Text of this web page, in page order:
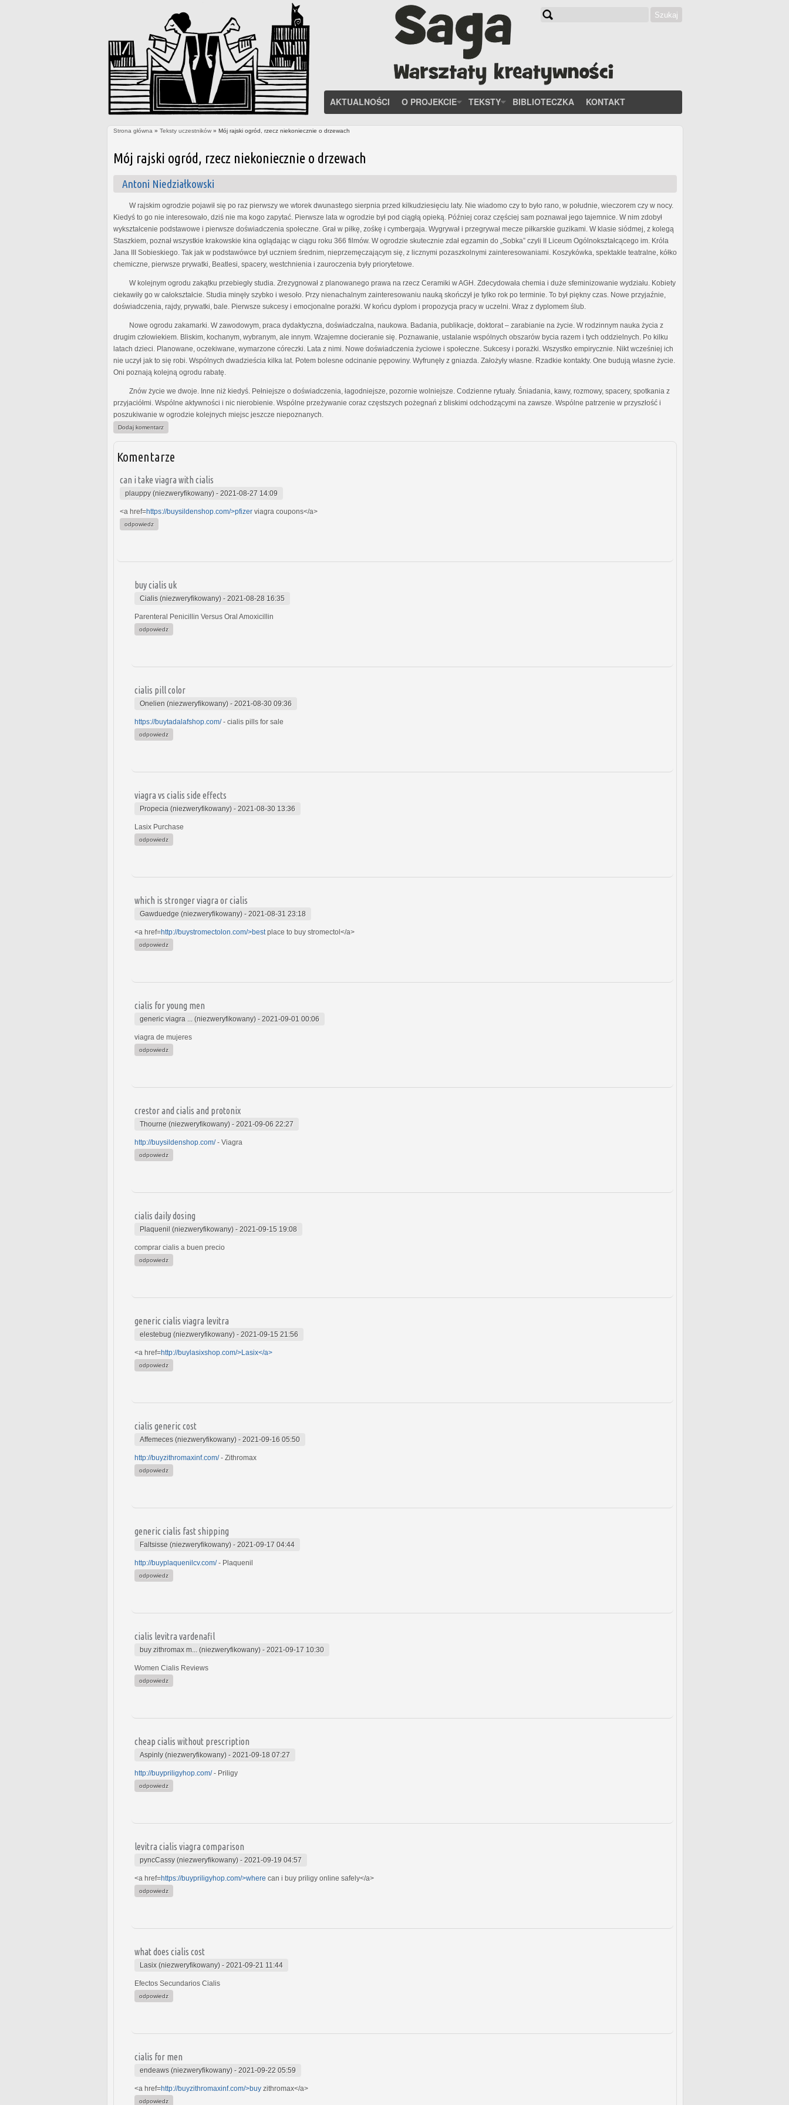
Szukaj
AKTUALNOŚCI O PROJEKCIE TEKSTY BIBLIOTECZKA KONTAKT
Strona główna » Teksty uczestników » Mój rajski ogród, rzecz niekoniecznie o drzewach
Mój rajski ogród, rzecz niekoniecznie o drzewach
Antoni Niedziałkowski
W rajskim ogrodzie pojawił się po raz pierwszy we wtorek dwunastego sierpnia przed kilkudziesięciu laty. Nie wiadomo czy to było rano, w południe, wieczorem czy w nocy.
Kiedyś to go nie interesowało, dziś nie ma kogo zapytać. Pierwsze lata w ogrodzie był pod ciągłą opieką. Później coraz częściej sam poznawał jego tajemnice. W nim zdobył
wykształcenie podstawowe i pierwsze doświadczenia społeczne. Grał w piłkę, zośkę i cymbergaja. Wygrywał i przegrywał mecze piłkarskie guzikami. W klasie siódmej, z kolegą
Staszkiem, poznał wszystkie krakowskie kina oglądając w ciągu roku 366 filmów. W ogrodzie skutecznie zdał egzamin do „Sobka” czyli II Liceum Ogólnokształcącego im. Króla
Jana III Sobieskiego. Tak jak w podstawówce był uczniem średnim, nieprzemęczającym się, z licznymi pozaszkolnymi zainteresowaniami. Koszykówka, spektakle teatralne, kółko
chemiczne, pierwsze prywatki, Beatlesi, spacery, westchnienia i zauroczenia były priorytetowe.
W kolejnym ogrodu zakątku przebiegły studia. Zrezygnował z planowanego prawa na rzecz Ceramiki w AGH. Zdecydowała chemia i duże sfeminizowanie wydziału. Kobiety
ciekawiły go w całokształcie. Studia minęły szybko i wesoło. Przy nienachalnym zainteresowaniu nauką skończył je tylko rok po terminie. To był piękny czas. Nowe przyjaźnie,
doświadczenia, rajdy, prywatki, bale. Pierwsze sukcesy i emocjonalne porażki. W końcu dyplom i propozycja pracy w uczelni. Wraz z dyplomem ślub.
Nowe ogrodu zakamarki. W zawodowym, praca dydaktyczna, doświadczalna, naukowa. Badania, publikacje, doktorat – zarabianie na życie. W rodzinnym nauka życia z
drugim człowiekiem. Bliskim, kochanym, wybranym, ale innym. Wzajemne docieranie się. Poznawanie, ustalanie wspólnych obszarów bycia razem i tych oddzielnych. Po kilku
latach dzieci. Planowane, oczekiwane, wymarzone córeczki. Lata z nimi. Nowe doświadczenia życiowe i społeczne. Sukcesy i porażki. Wszystko empirycznie. Nikt wcześniej ich
nie uczył jak to się robi. Wspólnych dwadzieścia kilka lat. Potem bolesne odcinanie pępowiny. Wyfrunęły z gniazda. Założyły własne. Rzadkie kontakty. One budują własne życie.
Oni poznają kolejną ogrodu rabatę.
Znów życie we dwoje. Inne niż kiedyś. Pełniejsze o doświadczenia, łagodniejsze, pozornie wolniejsze. Codzienne rytuały. Śniadania, kawy, rozmowy, spacery, spotkania z
przyjaciółmi. Wspólne aktywności i nic nierobienie. Wspólne przeżywanie coraz częstszych pożegnań z bliskimi odchodzącymi na zawsze. Wspólne patrzenie w przyszłość i
poszukiwanie w ogrodzie kolejnych miejsc jeszcze niepoznanych.
Dodaj komentarz
Komentarze
can i take viagra with cialis
plauppy (niezweryfikowany) - 2021-08-27 14:09
<a href=https://buysildenshop.com/>pfizer viagra coupons</a>
odpowiedz
buy cialis uk
Cialis (niezweryfikowany) - 2021-08-28 16:35
Parenteral Penicillin Versus Oral Amoxicillin
odpowiedz
cialis pill color
Onelien (niezweryfikowany) - 2021-08-30 09:36
https://buytadalafshop.com/- cialis pills for sale
odpowiedz
viagra vs cialis side effects
Propecia (niezweryfikowany) - 2021-08-30 13:36
Lasix Purchase
odpowiedz
which is stronger viagra or cialis
Gawduedge (niezweryfikowany) - 2021-08-31 23:18
<a href=http://buystromectolon.com/>best place to buy stromectol</a>
odpowiedz
cialis for young men
generic viagra ... (niezweryfikowany) - 2021-09-01 00:06
viagra de mujeres
odpowiedz
crestor and cialis and protonix
Thourne (niezweryfikowany) - 2021-09-06 22:27
http://buysildenshop.com/- Viagra
odpowiedz
cialis daily dosing
Plaquenil (niezweryfikowany) - 2021-09-15 19:08
comprar cialis a buen precio
odpowiedz
generic cialis viagra levitra
elestebug (niezweryfikowany) - 2021-09-15 21:56
<a href=http://buylasixshop.com/>Lasix</a>
odpowiedz
cialis generic cost
Affemeces (niezweryfikowany) - 2021-09-16 05:50
http://buyzithromaxinf.com/- Zithromax
odpowiedz
generic cialis fast shipping
Faltsisse (niezweryfikowany) - 2021-09-17 04:44
http://buyplaquenilcv.com/- Plaquenil
odpowiedz
cialis levitra vardenafil
buy zithromax m... (niezweryfikowany) - 2021-09-17 10:30
Women Cialis Reviews
odpowiedz
cheap cialis without prescription
Aspinly (niezweryfikowany) - 2021-09-18 07:27
http://buypriligyhop.com/- Priligy
odpowiedz
levitra cialis viagra comparison
pyncCassy (niezweryfikowany) - 2021-09-19 04:57
<a href=https://buypriligyhop.com/>where can i buy priligy online safely</a>
odpowiedz
what does cialis cost
Lasix (niezweryfikowany) - 2021-09-21 11:44
Efectos Secundarios Cialis
odpowiedz
cialis for men
endeaws (niezweryfikowany) - 2021-09-22 05:59
<a href=http://buyzithromaxinf.com/>buy zithromax</a>
odpowiedz